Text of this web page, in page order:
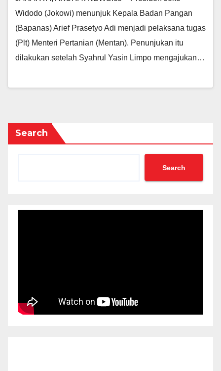
Widodo (Jokowi) menunjuk Kepala Badan Pangan
(Bapanas) Arief Prasetyo Adi menjadi pelaksana tugas
(Plt) Menteri Pertanian (Mentan). Penunjukan itu
dilakukan setelah Syahrul Yasin Limpo mengajukan…
Search
Search